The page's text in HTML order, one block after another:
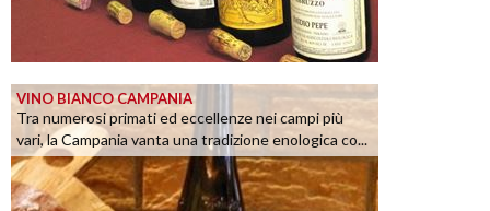
VINO BIANCO CAMPANIA
Tra numerosi primati ed eccellenze nei campi più
vari, la Campania vanta una tradizione enologica co...